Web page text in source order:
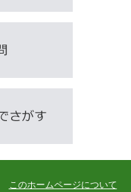
このホームページについて